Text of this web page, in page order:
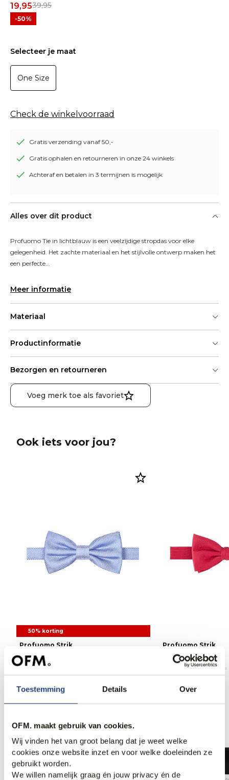
Toestemming Details Over
OFM. maakt gebruik van cookies.
Wij vinden het van groot belang dat je weet welke
cookies onze website inzet en voor welke doeleinden ze
gebruikt worden.
We willen namelijk graag én jouw privacy én de
39,95
19,95
-50%
Selecteer je maat
One Size
Check de winkelvoorraad
Gratis verzending vanaf 50,-
Gratis ophalen en retourneren in onze 24 winkels
Achteraf en betalen in 3 termijnen is mogelijk
Alles over dit product
Profuomo Tie in lichtblauw is een veelzijdige stropdas voor elke
gelegenheid. Het zachte materiaal en het stijlvolle ontwerp maken het
een perfecte...
Meer informatie
Materiaal
Productinformatie
Bezorgen en retourneren
Voeg merk toe als favoriet
Ook iets voor jou?
50% korting
Profuomo Strik
29,95
14,95
Profuomo Strik
29,95
Weekdeal.